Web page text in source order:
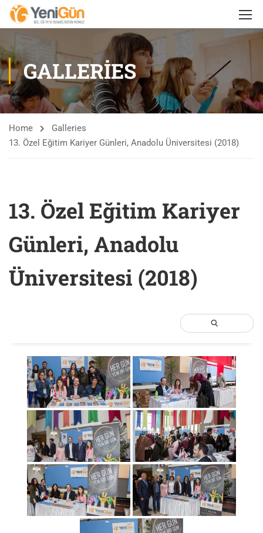
GALLERIES
Home
Galleries
13. Özel Eğitim Kariyer Günleri, Anadolu Üniversitesi (2018)
13. Özel Eğitim Kariyer
Günleri, Anadolu
Üniversitesi (2018)